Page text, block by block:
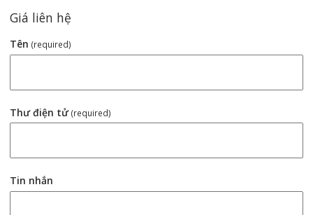
Giá liên hệ
Tên (required)
Thư điện tử (required)
Tin nhắn